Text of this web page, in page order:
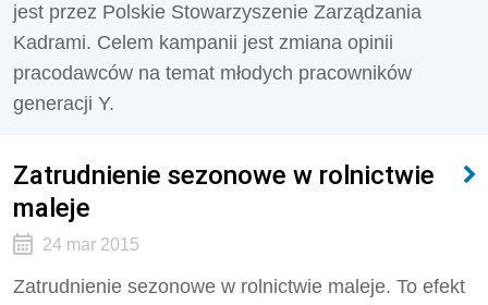
jest przez Polskie Stowarzyszenie Zarządzania
Kadrami. Celem kampanii jest zmiana opinii
pracodawców na temat młodych pracowników
generacji Y.
Zatrudnienie sezonowe w rolnictwie
maleje
24 mar 2015
Zatrudnienie sezonowe w rolnictwie maleje. To efekt